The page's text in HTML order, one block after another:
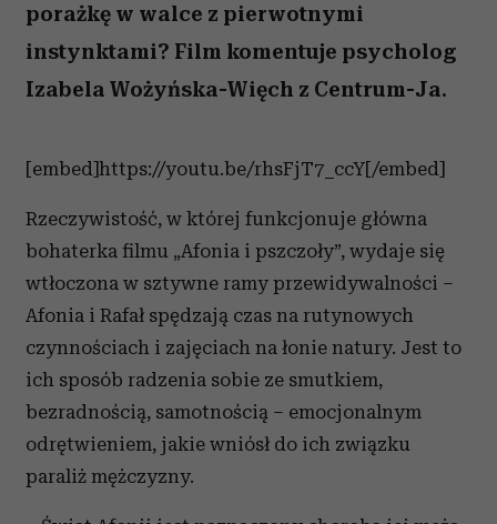
porażkę w walce z pierwotnymi
instynktami? Film komentuje psycholog
Izabela Wożyńska-Więch z Centrum-Ja.
[embed]https://youtu.be/rhsFjT7_ccY[/embed]
Rzeczywistość, w której funkcjonuje główna
bohaterka filmu „Afonia i pszczoły”, wydaje się
wtłoczona w sztywne ramy przewidywalności –
Afonia i Rafał spędzają czas na rutynowych
czynnościach i zajęciach na łonie natury. Jest to
ich sposób radzenia sobie ze smutkiem,
bezradnością, samotnością – emocjonalnym
odrętwieniem, jakie wniósł do ich związku
paraliż mężczyzny.